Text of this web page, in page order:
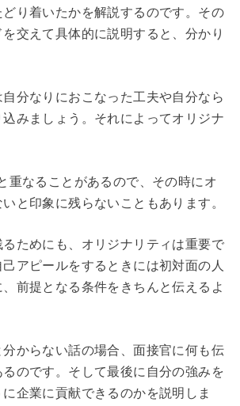
り着いたかを解説するのです。その
交えて具体的に説明すると、分かり
分なりにおこなった工夫や自分なら
みましょう。それによってオリジナ
重なることがあるので、その時にオ
と印象に残らないこともあります。
ためにも、オリジナリティは重要で
アピールをするときには初対面の人
前提となる条件をきちんと伝えるよ
からない話の場合、面接官に何も伝
のです。そして最後に自分の強みを
企業に貢献できるのかを説明しま